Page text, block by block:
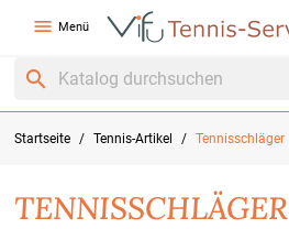
 Menü
search
Startseite Tennis-Artikel Tennisschläger
TENNISSCHLÄGER